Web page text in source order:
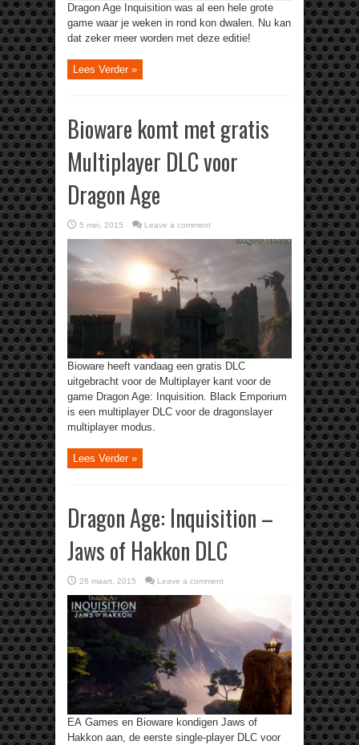
Dragon Age Inquisition was al een hele grote
game waar je weken in rond kon dwalen. Nu kan
dat zeker meer worden met deze editie!
Lees Verder »
Bioware komt met gratis
Multiplayer DLC voor
Dragon Age
5 mei, 2015 Leave a comment
Bioware heeft vandaag een gratis DLC
uitgebracht voor de Multiplayer kant voor de
game Dragon Age: Inquisition. Black Emporium
is een multiplayer DLC voor de dragonslayer
multiplayer modus.
Lees Verder »
Dragon Age: Inquisition –
Jaws of Hakkon DLC
26 maart, 2015 Leave a comment
EA Games en Bioware kondigen Jaws of
Hakkon aan, de eerste single-player DLC voor